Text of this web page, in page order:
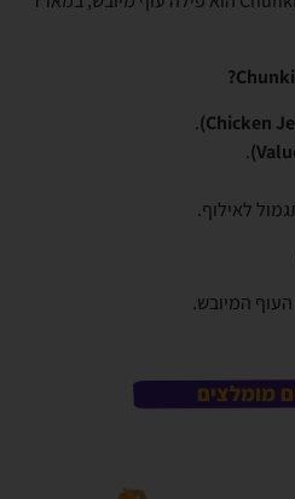
.
.
לאילוף.
המיובש.
מומלצים